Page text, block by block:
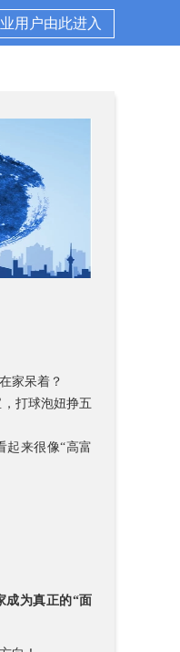
用户由此进入
家呆着？
打球泡妞挣五
起来很像“高富
成为真正的“面